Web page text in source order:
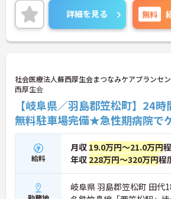
詳細を見る 無料
社会医療法人蘇西厚生会まつなみケアプランセ
西厚生会
【岐阜県／羽島郡笠松町】24時
無料駐車場完備★急性期病院で
給料
月収 19.0万円～21.0万円
年収 228万円～320万円程
岐阜県 羽島郡笠松町 田代